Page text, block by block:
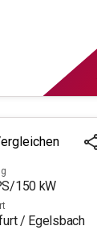
150 kW
/ Egelsbach